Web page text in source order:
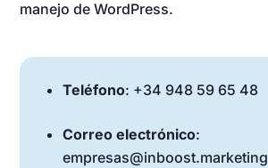
manejo de WordPress.
Teléfono: +34 948 59 65 48
Correo electrónico:
empresas@inboost.marketing